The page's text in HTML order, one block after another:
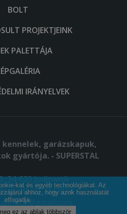
BOLT
PROJEKTJEINK
PALETTÁJA
IRÁNYELVEK
garázskapuk,
gyártója. - SUPERSTAL
34-620 Jodłownik
+36 70 7342034
kat és egyéb technológiákat. Az
ahhoz, hogy azok használatát
elfogadja.